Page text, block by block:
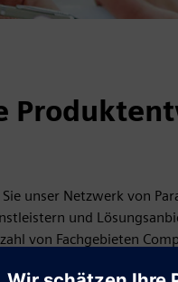
unser Netzwerk von
und
von Fachgebieten
und